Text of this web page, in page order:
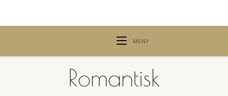
MENY
Romantisk